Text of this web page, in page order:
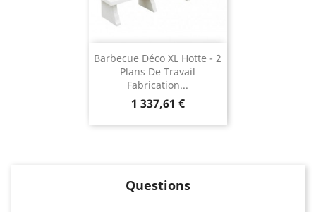
Barbecue Déco XL Hotte - 2
Plans De Travail
Fabrication...
Prix
1 337,61 €
Questions